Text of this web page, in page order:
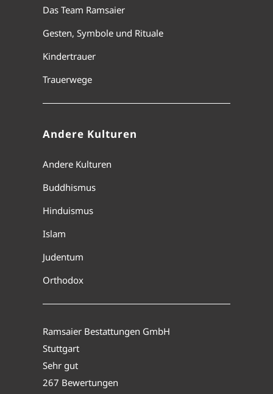
Das Team Ramsaier
Gesten, Symbole und Rituale
Kindertrauer
Trauerwege
Andere Kulturen
Andere Kulturen
Buddhismus
Hinduismus
Islam
Judentum
Orthodox
Ramsaier Bestattungen GmbH
Stuttgart
Sehr gut
267 Bewertungen